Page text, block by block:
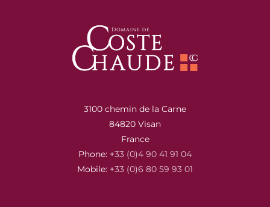
3100 chemin de la Carne
84820 Visan
France
Phone: +33 (0)4 90 41 91 04
Mobile: +33 (0)6 80 59 93 01